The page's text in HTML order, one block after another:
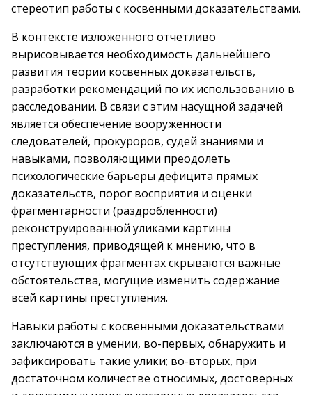
стереотип работы с косвенными доказательствами.
В контексте изложенного отчетливо
вырисовывается необходимость дальнейшего
развития теории косвенных доказательств,
разработки рекомендаций по их использованию в
расследовании. В связи с этим насущной задачей
является обеспечение вооруженности
следователей, прокуроров, судей знаниями и
навыками, позволяющими преодолеть
психологические барьеры дефицита прямых
доказательств, порог восприятия и оценки
фрагментарности (раздробленности)
реконструированной уликами картины
преступления, приводящей к мнению, что в
отсутствующих фрагментах скрываются важные
обстоятельства, могущие изменить содержание
всей картины преступления.
Навыки работы с косвенными доказательствами
заключаются в умении, во-первых, обнаружить и
зафиксировать такие улики; во-вторых, при
достаточном количестве относимых, достоверных